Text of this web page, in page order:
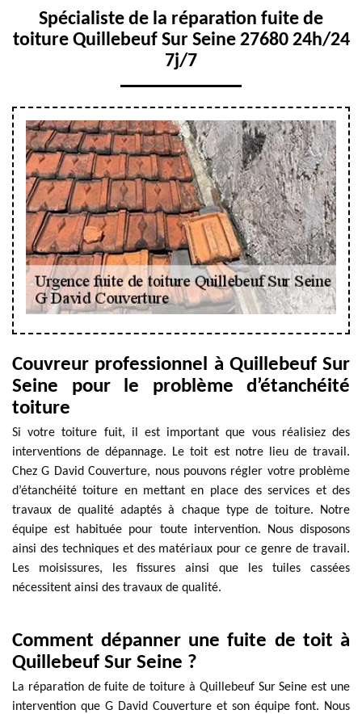
Spécialiste de la réparation fuite de
toiture Quillebeuf Sur Seine 27680 24h/24
7j/7
Couvreur professionnel à Quillebeuf Sur
Seine pour le problème d’étanchéité
toiture
Si votre toiture fuit, il est important que vous réalisiez des
interventions de dépannage. Le toit est notre lieu de travail.
Chez G David Couverture, nous pouvons régler votre problème
d’étanchéité toiture en mettant en place des services et des
travaux de qualité adaptés à chaque type de toiture. Notre
équipe est habituée pour toute intervention. Nous disposons
ainsi des techniques et des matériaux pour ce genre de travail.
Les moisissures, les fissures ainsi que les tuiles cassées
nécessitent ainsi des travaux de qualité.
Comment dépanner une fuite de toit à
Quillebeuf Sur Seine ?
La réparation de fuite de toiture à Quillebeuf Sur Seine est une
intervention que G David Couverture et son équipe font. Nous